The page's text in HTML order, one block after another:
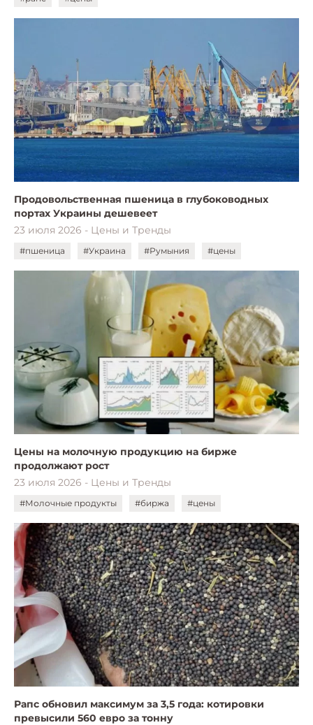
Продовольственная пшеница в глубоководных
портах Украины дешевеет
23 июля 2026 - Цены и Тренды
#пшеница #Украина #Румыния #цены
Цены на молочную продукцию на бирже
продолжают рост
23 июля 2026 - Цены и Тренды
#Молочные продукты #биржа #цены
Рапс обновил максимум за 3,5 года: котировки
превысили 560 евро за тонну